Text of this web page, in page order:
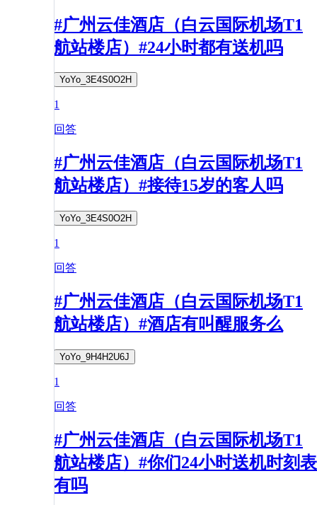
#广州云佳酒店（白云国际机场T1
航站楼店）#24小时都有送机吗
YoYo_3E4S0O2H
1
回答
#广州云佳酒店（白云国际机场T1
航站楼店）#接待15岁的客人吗
YoYo_3E4S0O2H
1
回答
#广州云佳酒店（白云国际机场T1
航站楼店）#酒店有叫醒服务么
YoYo_9H4H2U6J
1
回答
#广州云佳酒店（白云国际机场T1
航站楼店）#你们24小时送机时刻表
有吗